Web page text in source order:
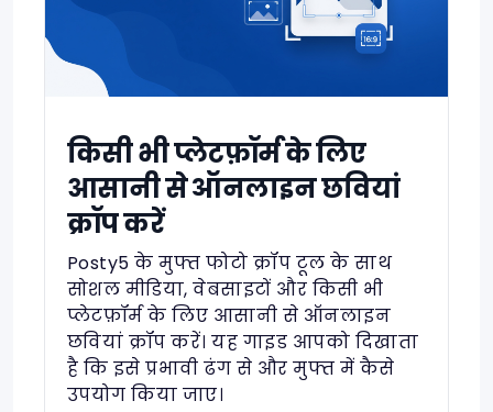
किसी भी प्लेटफ़ॉर्म के लिए
आसानी से ऑनलाइन छवियां
क्रॉप करें
Posty5 के मुफ्त फोटो क्रॉप टूल के साथ
सोशल मीडिया, वेबसाइटों और किसी भी
प्लेटफ़ॉर्म के लिए आसानी से ऑनलाइन
छवियां क्रॉप करें। यह गाइड आपको दिखाता
है कि इसे प्रभावी ढंग से और मुफ्त में कैसे
उपयोग किया जाए।